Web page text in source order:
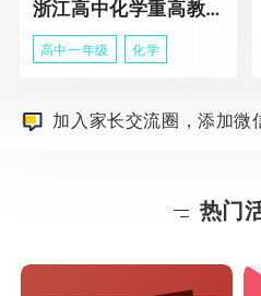
浙江高中化学重高教育春季班
高中一年级 化学
加入家长交流圈，添加
热门